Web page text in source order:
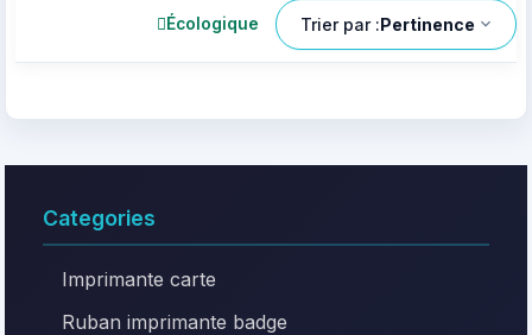
Écologique Trier par :Pertinence
Categories
Imprimante carte
Ruban imprimante badge